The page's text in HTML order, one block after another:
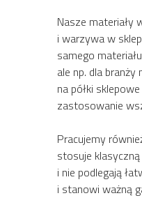
Nasze materiały
i warzywa w
samego
ale np. dla
na półki
zastosowanie
Pracujemy
stosuje
i nie podlegają
i stanowi ważną